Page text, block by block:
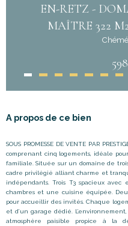
EN-RETZ -
MAÎTRE 322
A propos de ce bien
SOUS PROMESSE DE VENTE PAR
comprenant cinq logements, idéale
familiale. Située sur un domaine de
cadre privilégié alliant charme et
indépendants. Trois T3 spacieux
chambres et une cuisine équipée.
pour accueillir des invités. Chaque
et d’un garage dédié.
atmosphère paisible propice à la